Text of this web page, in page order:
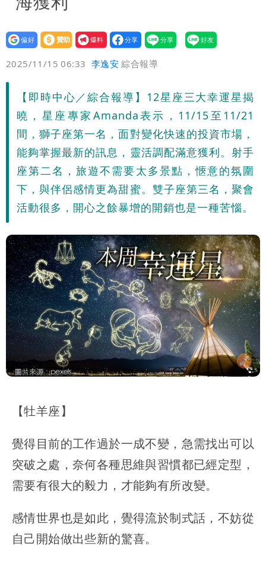
策高層牽涉其中」才不提告
設為
贊助
我要
爆料
2025/11/15 06:33 李逸安 綜合報導
【即時中心／綜合報導】12星座三大幸運星揭
曉，星座專家Amanda表示，11/15至11/21
間，獅子座第一名，面對變化快速的投資市場，
能夠掌握最新的訊息，靈活調配滿意獲利。射手
座第二名，旅遊不需要太多景點，愜意的氛圍
下，與伴侶感情更為甜蜜。雙子座第三名，聚會
活動很多，開心之餘暴增的開銷也是一種苦惱。
【牡羊座】
覺得目前的工作過於一成不變，急需找出可以
突破之處，奈何各種思維與習慣都已經定型，
需要有很大的毅力，才能夠有所改變。
感情世界也是如此，覺得流於制式話，不妨從
自己開始做出些新的驚喜。